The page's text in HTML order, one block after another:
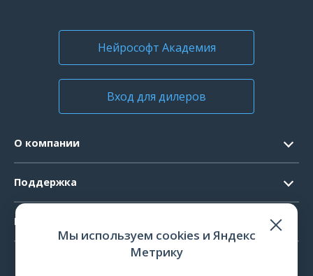
Нейрософт Академия
Вход для дилеров
О компании
Официальные документы
Поддержка
Системные требования
Продукты
Мы используем cookies и Яндекс
Метрику